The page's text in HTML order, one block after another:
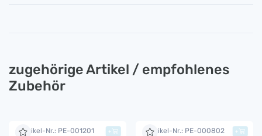
zugehörige Artikel / empfohlenes
Zubehör
Artikel-Nr.: PE-001201 + Artikel-Nr.: PE-000802 +